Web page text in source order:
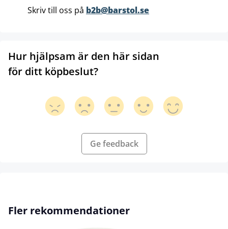
Skriv till oss på b2b@barstol.se
Hur hjälpsam är den här sidan
för ditt köpbeslut?
Ge feedback
Hoppa över produktgalleri
Fler rekommendationer